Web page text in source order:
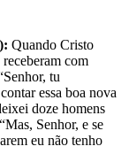
Quando Cristo
com
tu
essa boa nova
doze homens
Senhor, e se
eu não tenho